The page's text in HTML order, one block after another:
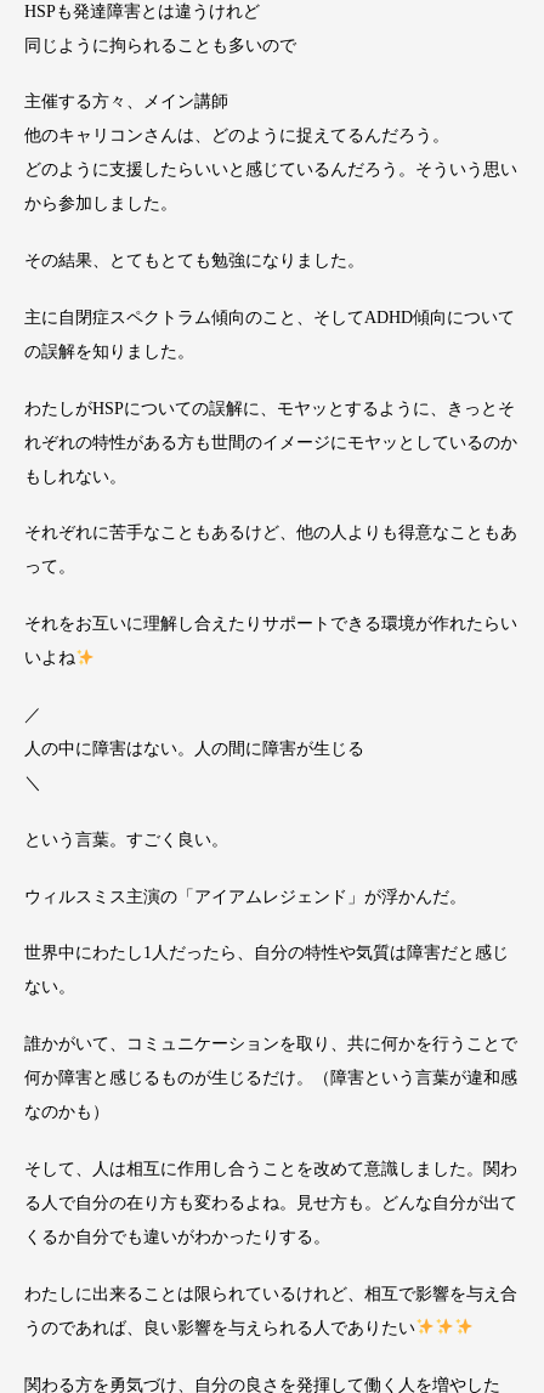
HSPも発達障害とは違うけれど
同じように拘られることも多いので
主催する方々、メイン講師
他のキャリコンさんは、どのように捉えてるんだろう。
どのように支援したらいいと感じているんだろう。そういう思い
から参加しました。
その結果、とてもとても勉強になりました。
主に自閉症スペクトラム傾向のこと、そしてADHD傾向について
の誤解を知りました。
わたしがHSPについての誤解に、モヤッとするように、きっとそ
れぞれの特性がある方も世間のイメージにモヤッとしているのか
もしれない。
それぞれに苦手なこともあるけど、他の人よりも得意なこともあ
って。
それをお互いに理解し合えたりサポートできる環境が作れたらい
いよね
／
人の中に障害はない。人の間に障害が生じる
＼
という言葉。すごく良い。
ウィルスミス主演の「アイアムレジェンド」が浮かんだ。
世界中にわたし1人だったら、自分の特性や気質は障害だと感じ
ない。
誰かがいて、コミュニケーションを取り、共に何かを行うことで
何か障害と感じるものが生じるだけ。（障害という言葉が違和感
なのかも）
そして、人は相互に作用し合うことを改めて意識しました。関わ
る人で自分の在り方も変わるよね。見せ方も。どんな自分が出て
くるか自分でも違いがわかったりする。
わたしに出来ることは限られているけれど、相互で影響を与え合
うのであれば、良い影響を与えられる人でありたい
関わる方を勇気づけ、自分の良さを発揮して働く人を増やした